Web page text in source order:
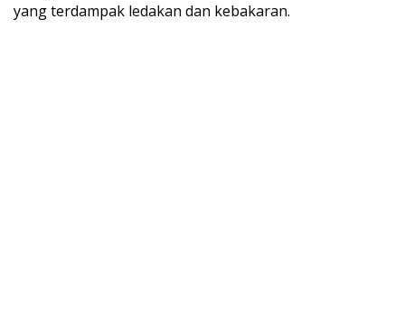
yang terdampak ledakan dan kebakaran.